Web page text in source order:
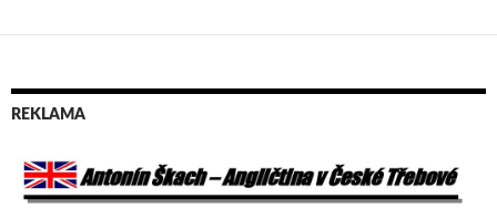
REKLAMA